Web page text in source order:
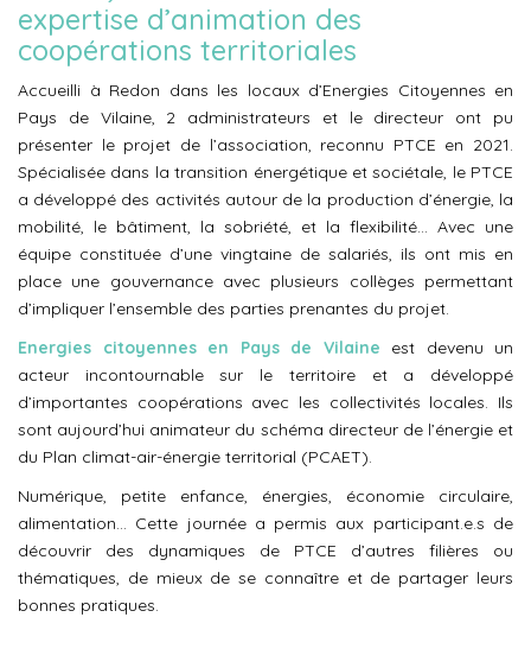
expertise d’animation des
coopérations territoriales
Accueilli à Redon dans les locaux d’Energies Citoyennes en
Pays de Vilaine, 2 administrateurs et le directeur ont pu
présenter le projet de l’association, reconnu PTCE en 2021.
Spécialisée dans la transition énergétique et sociétale, le PTCE
a développé des activités autour de la production d’énergie, la
mobilité, le bâtiment, la sobriété, et la flexibilité… Avec une
équipe constituée d’une vingtaine de salariés, ils ont mis en
place une gouvernance avec plusieurs collèges permettant
d’impliquer l’ensemble des parties prenantes du projet.
Energies citoyennes en Pays de Vilaine est devenu un
acteur incontournable sur le territoire et a développé
d’importantes coopérations avec les collectivités locales. Ils
sont aujourd’hui animateur du schéma directeur de l’énergie et
du Plan climat-air-énergie territorial (PCAET).
Numérique, petite enfance, énergies, économie circulaire,
alimentation… Cette journée a permis aux participant.e.s de
découvrir des dynamiques de PTCE d’autres filières ou
thématiques, de mieux de se connaître et de partager leurs
bonnes pratiques.